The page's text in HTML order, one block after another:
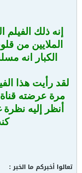
إنه ذلك
الملايين من
الكبار انه
لقد رأيت هذا
مرة عرضته
أنظر إليه
تعالوا أخبركم ما الخبر :